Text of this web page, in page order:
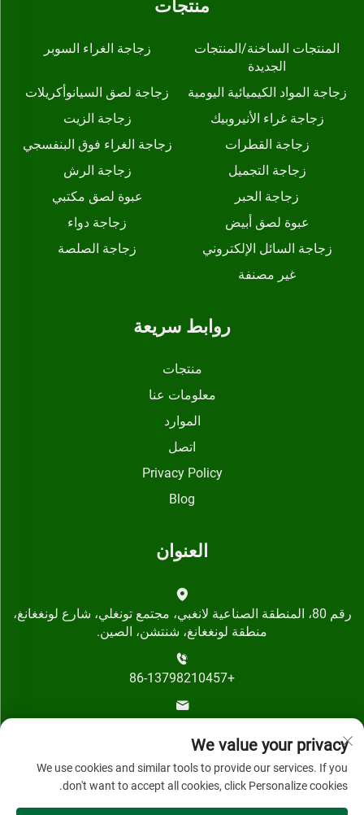
منتجات
المنتجات الساخنة/المنتجات
الجديدة
زجاجة الغراء السوبر
زجاجة المواد الكيميائية اليومية
زجاجة لصق السيانوأكريلات
زجاجة غراء الأنيروبيك
زجاجة الزيت
زجاجة القطرات
زجاجة الغراء فوق البنفسجي
زجاجة التجميل
زجاجة الرش
زجاجة الحبر
عبوة لصق مكتبي
عبوة لصق أبيض
زجاجة دواء
زجاجة السائل الإلكتروني
زجاجة الصلصة
غير مصنفة
روابط سريعة
منتجات
معلومات عنا
الموارد
اتصل
Privacy Policy
Blog
العنوان
رقم 80، المنطقة الصناعية لانغبي، مجتمع تونغلي، شارع لونغغانغ،
منطقة لونغغانغ، شنتشن، الصين.
+86-13798210457
We value your privacy
We use cookies and similar tools to provide our services. If you
don't want to accept all cookies, click Personalize cookies.